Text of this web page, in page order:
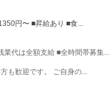
円〜 ■昇給あり ■食...
代は全額支給 ■全時間帯募集...
も歓迎です。 ご自身の...